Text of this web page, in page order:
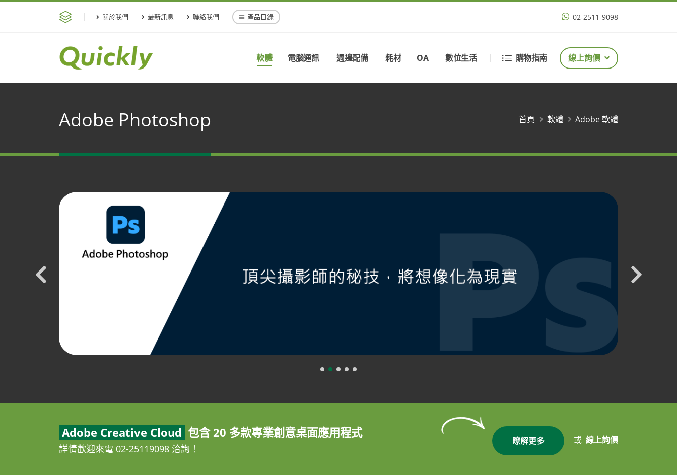
關於我們 最新訊息 聯絡我們 產品目錄 02-2511-9098
軟體 電腦通訊 週邊配備 耗材 OA 數位生活 購物指南 線上詢價
Adobe Photoshop 首頁 軟體 Adobe 軟體
Adobe Creative Cloud 包含 20 多款專業創意桌面應用程式
詳情歡迎來電 02-25119098 洽詢！
瞭解更多 或 線上詢價